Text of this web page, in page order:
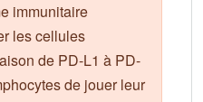
immunitaire
les cellules
de PD-L1 à PD-
de jouer leur